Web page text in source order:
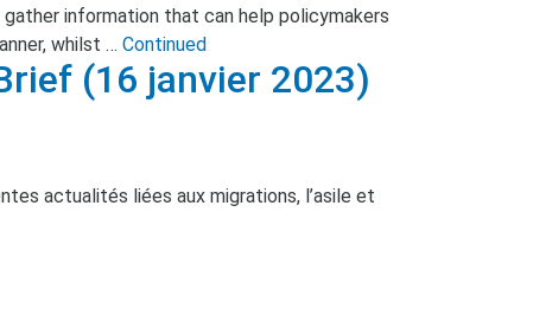
information that can help policymakers
whilst … Continued
(16 janvier 2023)
actualités liées aux migrations, l’asile et